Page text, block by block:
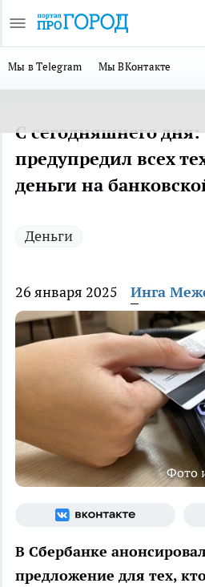
Мы в Telegram Мы ВКонтакте
С сегодняшнего
предупредил всех
деньги на
Деньги
26 января 2025 Инга
Фото
В Сбербанке
предложение для тех,